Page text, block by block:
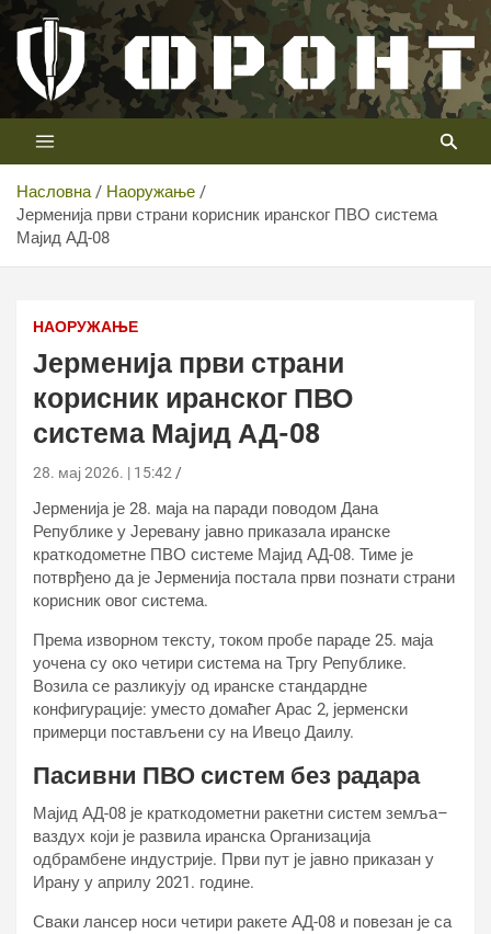
Скип
цонтент
Телевизија ФРОНТ
Први војни канал у Србији
Насловна
Наоружање
Јерменија први страни корисник иранског ПВО система
Мајид АД-08
НАОРУЖАЊЕ
Јерменија први страни
корисник иранског ПВО
система Мајид АД-08
28. мај 2026. | 15:42
Јерменија је 28. маја на паради поводом Дана
Републике у Јеревану јавно приказала иранске
краткодометне ПВО системе Мајид АД-08. Тиме је
потврђено да је Јерменија постала први познати страни
корисник овог система.
Према изворном тексту, током пробе параде 25. маја
уочена су око четири система на Тргу Републике.
Возила се разликују од иранске стандардне
конфигурације: уместо домаћег Арас 2, јерменски
примерци постављени су на Ивецо Даилy.
Пасивни ПВО систем без радара
Мајид АД-08 је краткодометни ракетни систем земља–
ваздух који је развила иранска Организација
одбрамбене индустрије. Први пут је јавно приказан у
Ирану у априлу 2021. године.
Сваки лансер носи четири ракете АД-08 и повезан је са